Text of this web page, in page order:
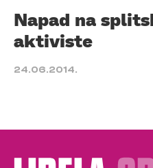
Napad na
aktiviste
24.06.2014.